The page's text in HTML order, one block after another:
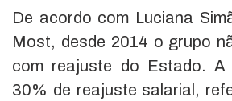
De acordo com Luciana
Most, desde 2014 o grupo
com reajuste do Estado. A
30% de reajuste salarial,